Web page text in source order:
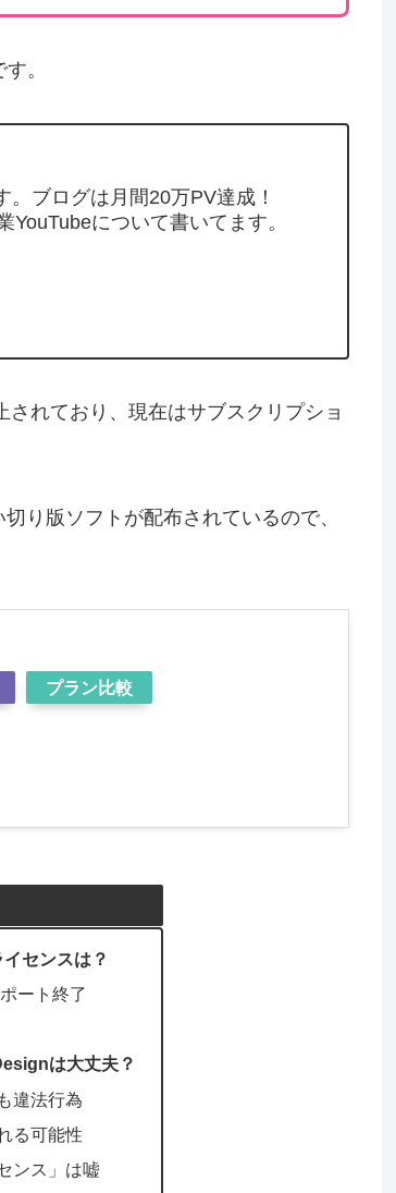
。
ブログは月間20万PV達成！
について書いてます。
れており、現在はサブスクリプショ
り版ソフトが配布されているので、
プラン比較
センスは？
ート終了
は大丈夫？
違法行為
る可能性
ンス」は嘘